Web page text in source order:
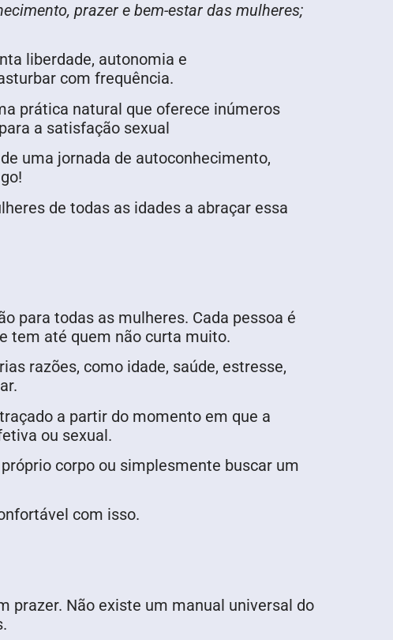
prazer e bem-estar das mulheres;
liberdade, autonomia e
com frequência.
prática natural que oferece inúmeros
a satisfação sexual
uma jornada de autoconhecimento,
de todas as idades a abraçar essa
para todas as mulheres. Cada pessoa é
tem até quem não curta muito.
razões, como idade, saúde, estresse,
a partir do momento em que a
ou sexual.
corpo ou simplesmente buscar um
com isso.
prazer. Não existe um manual universal do